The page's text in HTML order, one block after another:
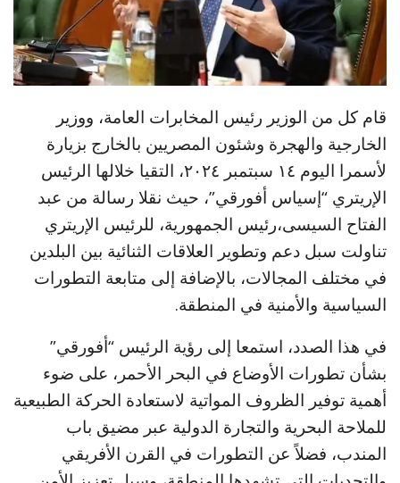
قام كل من الوزير رئيس المخابرات العامة، ووزير
الخارجية والهجرة وشئون المصريين بالخارج بزيارة
لأسمرا اليوم ١٤ سبتمبر ٢٠٢٤، التقيا خلالها الرئيس
الإريتري “إسياس أفورقي”، حيث نقلا رسالة من عبد
الفتاح السيسى،رئيس الجمهورية، للرئيس الإريتري
تناولت سبل دعم وتطوير العلاقات الثنائية بين البلدين
في مختلف المجالات، بالإضافة إلى متابعة التطورات
السياسية والأمنية في المنطقة.
في هذا الصدد، استمعا إلى رؤية الرئيس “أفورقي”
بشأن تطورات الأوضاع في البحر الأحمر، على ضوء
أهمية توفير الظروف المواتية لاستعادة الحركة الطبيعية
للملاحة البحرية والتجارة الدولية عبر مضيق باب
المندب، فضلاً عن التطورات في القرن الأفريقي